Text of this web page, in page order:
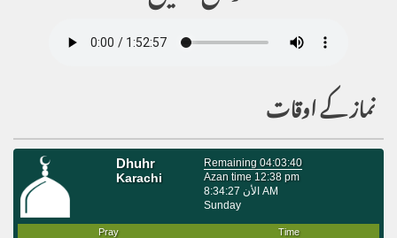
نماز کے اوقات